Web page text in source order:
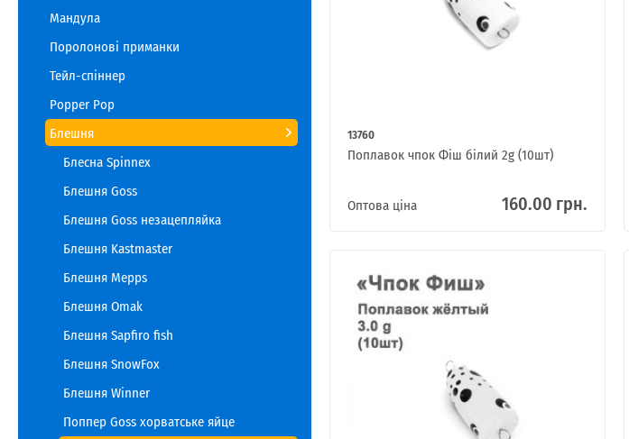
13760
Поплавок чпок Фіш білий 2g (10шт)
Оптова ціна 160.00 грн.
Мандула
Поролонові приманки
Тейл-спіннер
Popper Pop
Блешня
Блесна Spinnex
Блешня Goss
Блешня Goss незацепляйка
Блешня Kastmaster
Блешня Mepps
Блешня Omak
Блешня Sapfiro fish
Блешня SnowFox
Блешня Winner
Поппер Goss хорватське яйце